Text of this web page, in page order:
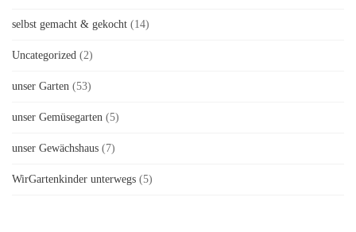
selbst gemacht & gekocht (14)
Uncategorized (2)
unser Garten (53)
unser Gemüsegarten (5)
unser Gewächshaus (7)
WirGartenkinder unterwegs (5)